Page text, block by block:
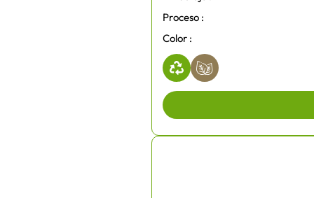
Proceso :
Color :